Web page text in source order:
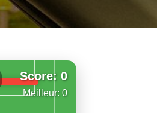
Score: 0
Meilleur: 0